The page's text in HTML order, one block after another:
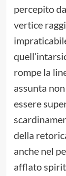
percepito
vertice
rompe la
assunta
essere
della
anche nel
afflato